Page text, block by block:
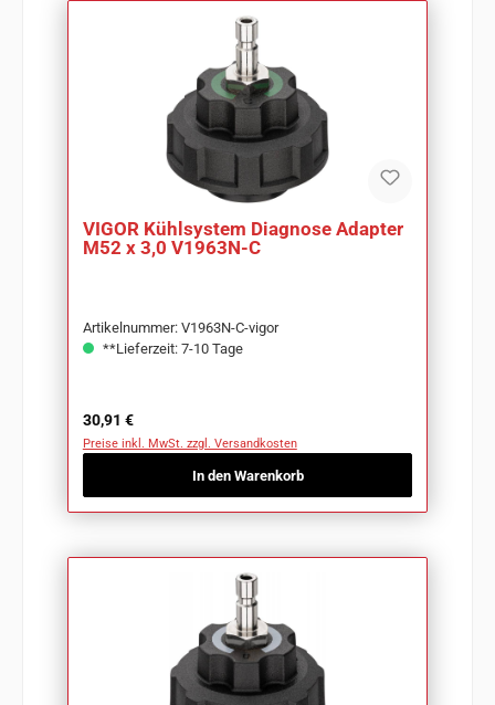
VIGOR Kühlsystem Diagnose Adapter
M52 x 3,0 V1963N-C
Artikelnummer: V1963N-C-vigor
**Lieferzeit: 7-10 Tage
Regulärer Preis:
30,91 €
Preise inkl. MwSt. zzgl. Versandkosten
In den Warenkorb